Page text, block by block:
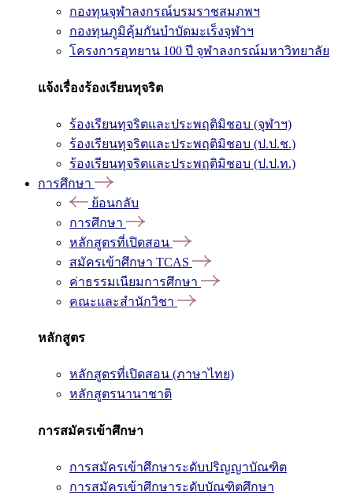
กองทุนจุฬาลงกรณ์บรมราชสมภพฯ
กองทุนภูมิคุ้มกันบำบัดมะเร็งจุฬาฯ
โครงการอุทยาน 100 ปี จุฬาลงกรณ์มหาวิทยาลัย
แจ้งเรื่องร้องเรียนทุจริต
ร้องเรียนทุจริตและประพฤติมิชอบ (จุฬาฯ)
ร้องเรียนทุจริตและประพฤติมิชอบ (ป.ป.ช.)
ร้องเรียนทุจริตและประพฤติมิชอบ (ป.ป.ท.)
การศึกษา
ย้อนกลับ
การศึกษา
หลักสูตรที่เปิดสอน
สมัครเข้าศึกษา TCAS
ค่าธรรมเนียมการศึกษา
คณะและสำนักวิชา
หลักสูตร
หลักสูตรที่เปิดสอน (ภาษาไทย)
หลักสูตรนานาชาติ
การสมัครเข้าศึกษา
การสมัครเข้าศึกษาระดับปริญญาบัณฑิต
การสมัครเข้าศึกษาระดับบัณฑิตศึกษา